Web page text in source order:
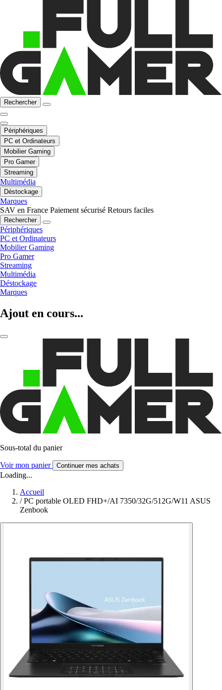
Rechercher
Périphériques
PC et Ordinateurs
Mobilier Gaming
Pro Gamer
Streaming
Multimédia
Déstockage
Marques
SAV en France Paiement sécurisé Retours faciles
Rechercher
Périphériques
PC et Ordinateurs
Mobilier Gaming
Pro Gamer
Streaming
Multimédia
Déstockage
Marques
Ajout en cours...
Sous-total du panier
Voir mon panier Continuer mes achats
Loading...
Accueil
/ PC portable OLED FHD+/AI 7350/32G/512G/W11 ASUS
Zenbook